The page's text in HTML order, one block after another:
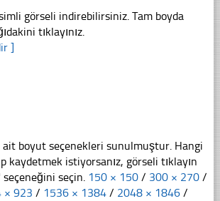
görseli indirebilirsiniz. Tam boyda
tıklayınız.
]
ait boyut seçenekleri sunulmuştur. Hangi
kaydetmek istiyorsanız, görseli tıklayın
seçeneğini seçin. 150 × 150 / 300 × 270 /
× 923 / 1536 × 1384 / 2048 × 1846 /